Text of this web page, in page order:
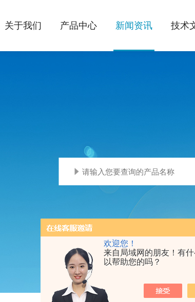
欢迎您！
来自局域网的朋友！有
以帮助您的吗？
关于我们 产品中心 新闻资讯 技术